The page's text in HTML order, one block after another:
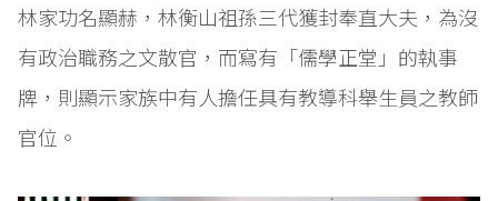
林家功名顯赫，林衡山祖孫三代獲封奉直大夫，為沒
有政治職務之文散官，而寫有「儒學正堂」的執事
牌，則顯示家族中有人擔任具有教導科舉生員之教師
官位。